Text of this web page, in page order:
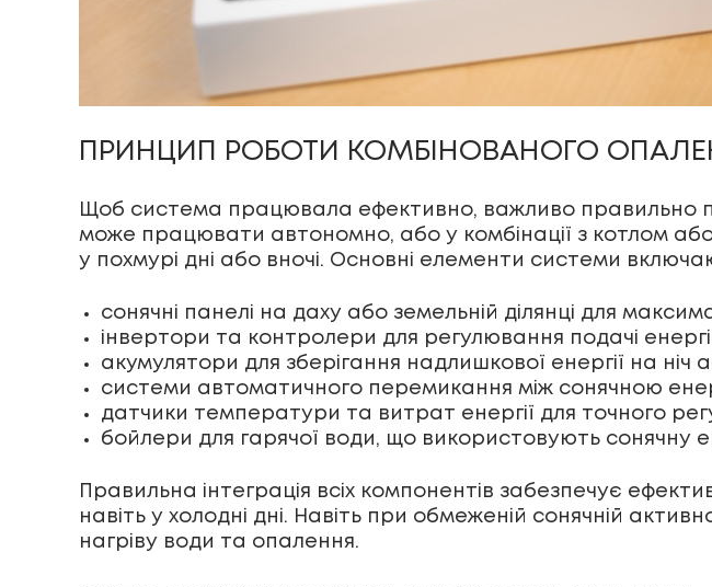
ПРИНЦИП РОБОТИ КОМБІНОВАНОГО
Щоб система працювала ефективно, важливо правильно
може працювати автономно, або у комбінації з котлом
у похмурі дні або вночі. Основні елементи системи
сонячні панелі на даху або земельній ділянці для
інвертори та контролери для регулювання подачі
акумулятори для зберігання надлишкової енергії на ніч
системи автоматичного перемикання між сонячною
датчики температури та витрат енергії для точного
бойлери для гарячої води, що використовують сонячну
Правильна інтеграція всіх компонентів забезпечує
навіть у холодні дні. Навіть при обмеженій сонячній
нагріву води та опалення.